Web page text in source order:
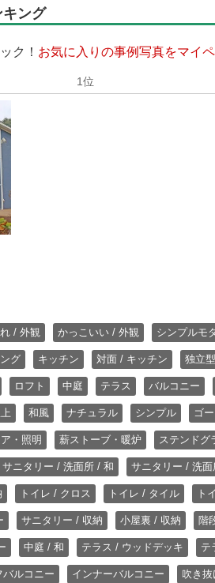
ング
ク！ お気に入りの事例写真をマイ
/ 外観 かっこいい / 外観 シンプルモ
グ キッチン 対面 / キッチン 独立
ロフト 中庭 テラス バルコニー
和風 ナチュラル シンプル ゴ
・照明 薪ストーブ・暖炉 ステンドグ
サニタリー / 洗面所 / 和 サニタリー / 洗
トイレ / クロス トイレ / タイル ト
サニタリー / 収納 小屋裏 / 収納 階
中庭 / 和 テラス / ウッドデッキ テ
バルコニー インナーバルコニー 吹き